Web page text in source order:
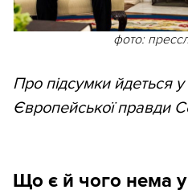
фото:
Про підсумки йдеться у
Європейської правди
Що є й чого нема у